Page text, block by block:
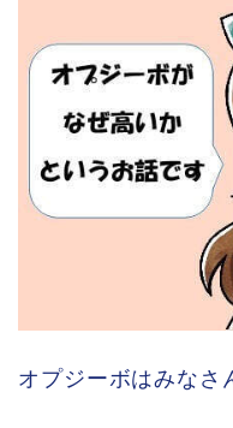
オプジーボはみなさ